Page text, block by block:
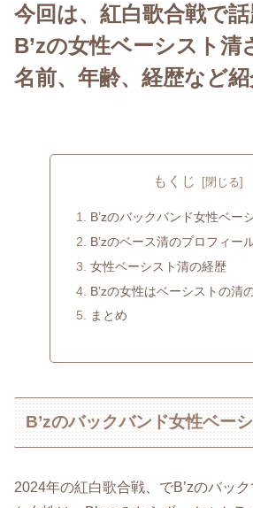
今回は、紅白歌合戦で
B’zの女性ベーシスト清
名前、年齢、経歴など紹
もくじ
B’zのバックバンド女性ベー
B’zのベース清のプロフィー
女性ベーシスト清の経歴
B’zの女性はベーシストの清
まとめ
B’zのバックバンド女性ベー
2024年の紅白歌合戦、でB’zのバッ